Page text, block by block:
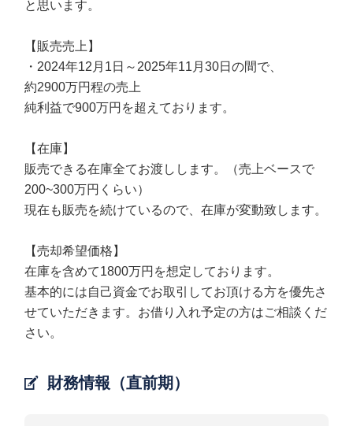
と思います。
【販売売上】
・2024年12月1日～2025年11月30日の間で、
約2900万円程の売上
純利益で900万円を超えております。
【在庫】
販売できる在庫全てお渡しします。（売上ベースで
200~300万円くらい）
現在も販売を続けているので、在庫が変動致します。
【売却希望価格】
在庫を含めて1800万円を想定しております。
基本的には自己資金でお取引してお頂ける方を優先さ
せていただきます。お借り入れ予定の方はご相談くだ
さい。
財務情報（直前期）